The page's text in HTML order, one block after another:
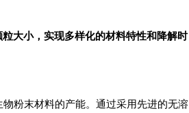
大小，实现多样化的材料特性和降解时
粉末材料的产能。通过采用先进的无溶